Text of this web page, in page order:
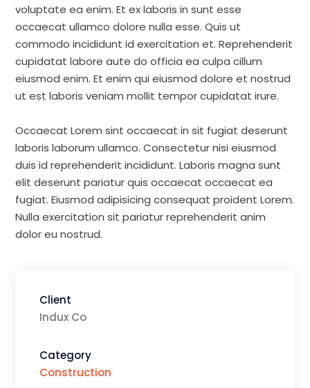
voluptate ea enim. Et ex laboris in sunt esse
occaecat ullamco dolore nulla esse. Quis ut
commodo incididunt id exercitation et. Reprehenderit
cupidatat labore aute do officia ea culpa cillum
eiusmod enim. Et enim qui eiusmod dolore et nostrud
ut est laboris veniam mollit tempor cupidatat irure.
Occaecat Lorem sint occaecat in sit fugiat deserunt
laboris laborum ullamco. Consectetur nisi eiusmod
duis id reprehenderit incididunt. Laboris magna sunt
elit deserunt pariatur quis occaecat occaecat ea
fugiat. Eiusmod adipisicing consequat proident Lorem.
Nulla exercitation sit pariatur reprehenderit anim
dolor eu nostrud.
Client
Indux Co
Category
Construction